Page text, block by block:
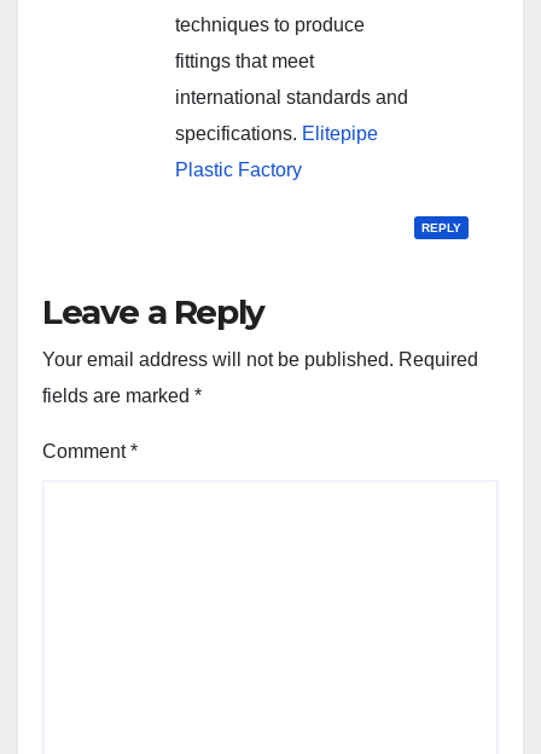
techniques to produce
fittings that meet
international standards and
specifications. Elitepipe
Plastic Factory
REPLY
Leave a Reply
Your email address will not be published. Required
fields are marked *
Comment*